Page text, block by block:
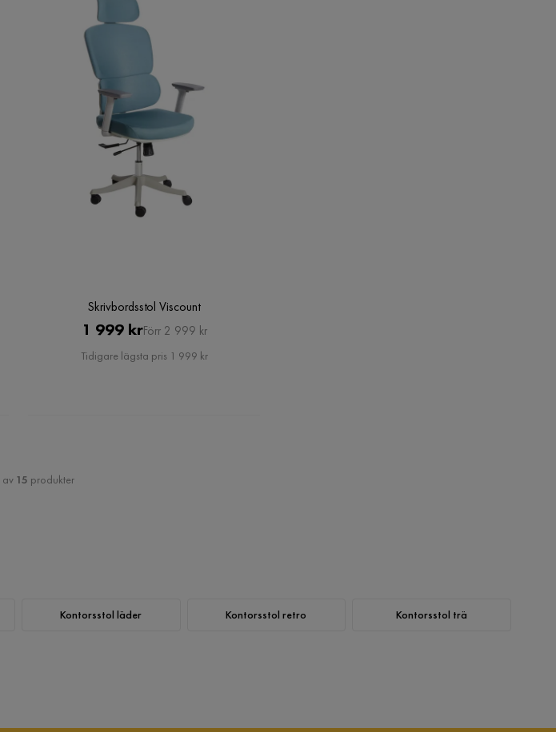
Skrivbordsstol Viscount
Pris
1 999 krOriginal
Pris
Förr 2 999 kr
Tidigare lägsta pris 1 999 kr
av 15 produkter
Kontorsstol läder Kontorsstol retro Kontorsstol trä